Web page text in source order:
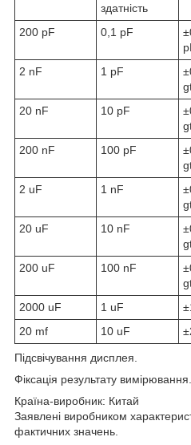
здатність
200 pF
0,1 pF
2 nF 1 pF
20 nF 10 pF
200 nF 100 pF
2 uF 1 nF
20 uF 10 nF
200 uF 100 nF
2000 uF 1 uF
20 mf
10 uF
Підсвічування дисплея.
Фіксація результату вимірювання.
Країна-виробник: Китай
Заявлені виробником
фактичних значень.